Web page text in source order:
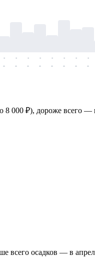
-
-
-
-
-
-
-
-
-
-
-
-
-
-
-
-
000 ₽), дороже всего —
всего осадков — в